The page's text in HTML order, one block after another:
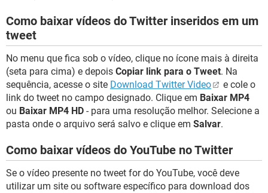
Como baixar vídeos do Twitter inseridos em um
tweet
No menu que fica sob o vídeo, clique no ícone mais à direita
(seta para cima) e depois Copiar link para o Tweet. Na
sequência, acesse o site Download Twitter Video
e cole o
link do tweet no campo designado. Clique em Baixar MP4
ou Baixar MP4 HD - para uma resolução melhor. Selecione a
pasta onde o arquivo será salvo e clique em Salvar.
Como baixar vídeos do YouTube no Twitter
Se o vídeo presente no tweet for do YouTube, você deve
utilizar um site ou software específico para download dos